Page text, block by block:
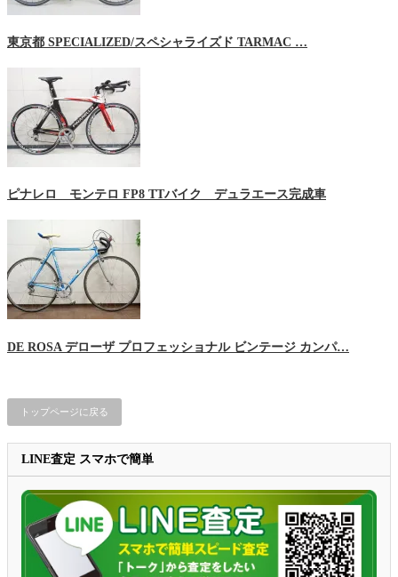
東京都 SPECIALIZED/スペシャライズド TARMAC …
ピナレロ モンテロ FP8 TTバイク デュラエース完成車
DE ROSA デローザ プロフェッショナル ビンテージ カンパ…
トップページに戻る
LINE査定 スマホで簡単